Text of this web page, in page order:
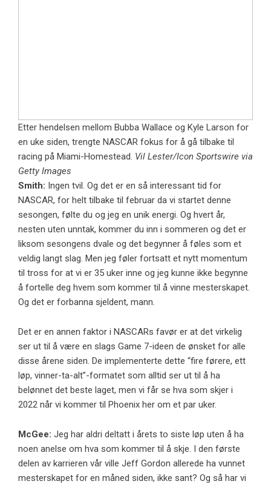
Etter hendelsen mellom Bubba Wallace og Kyle Larson for
en uke siden, trengte NASCAR fokus for å gå tilbake til
racing på Miami-Homestead. Vil Lester/Icon Sportswire via
Getty Images
Smith: Ingen tvil. Og det er en så interessant tid for
NASCAR, for helt tilbake til februar da vi startet denne
sesongen, følte du og jeg en unik energi. Og hvert år,
nesten uten unntak, kommer du inn i sommeren og det er
liksom sesongens dvale og det begynner å føles som et
veldig langt slag. Men jeg føler fortsatt et nytt momentum
til tross for at vi er 35 uker inne og jeg kunne ikke begynne
å fortelle deg hvem som kommer til å vinne mesterskapet.
Og det er forbanna sjeldent, mann.
Det er en annen faktor i NASCARs favør er at det virkelig
ser ut til å være en slags Game 7-ideen de ønsket for alle
disse årene siden. De implementerte dette “fire førere, ett
løp, vinner-ta-alt”-formatet som alltid ser ut til å ha
belønnet det beste laget, men vi får se hva som skjer i
2022 når vi kommer til Phoenix her om et par uker.
McGee: Jeg har aldri deltatt i årets to siste løp uten å ha
noen anelse om hva som kommer til å skje. I den første
delen av karrieren vår ville Jeff Gordon allerede ha vunnet
mesterskapet for en måned siden, ikke sant? Og så har vi